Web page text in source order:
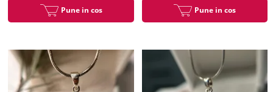
Pune in cos Pune in cos